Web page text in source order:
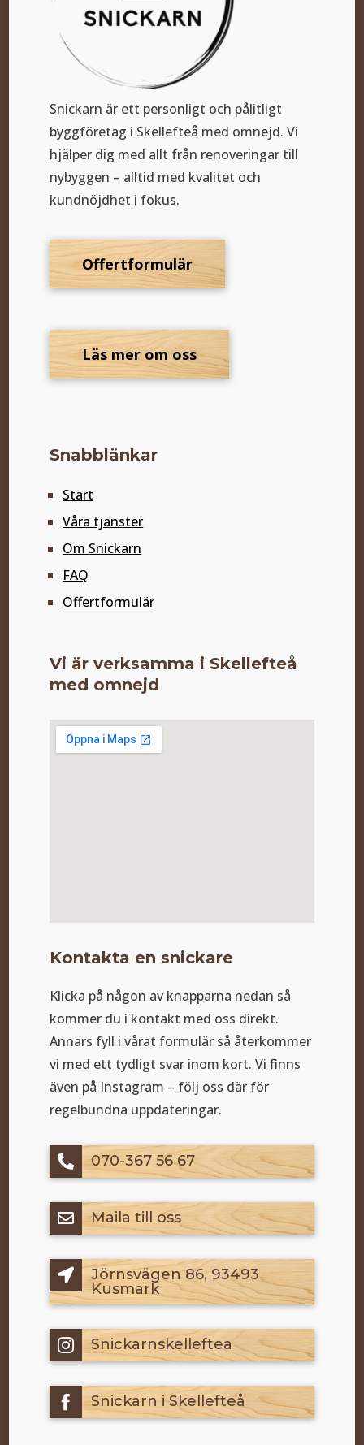
Snickarn är ett personligt och pålitligt
byggföretag i Skellefteå med omnejd. Vi
hjälper dig med allt från renoveringar till
nybyggen – alltid med kvalitet och
kundnöjdhet i fokus.
Offertformulär
Läs mer om oss
Snabblänkar
Start
Våra tjänster
Om Snickarn
FAQ
Offertformulär
Vi är verksamma i Skellefteå
med omnejd
Kontakta en snickare
Klicka på någon av knapparna nedan så
kommer du i kontakt med oss direkt.
Annars fyll i vårat formulär så återkommer
vi med ett tydligt svar inom kort. Vi finns
även på Instagram – följ oss där för
regelbundna uppdateringar.
 070-367 56 67
 Maila till oss

Jörnsvägen 86, 93493
Kusmark
 Snickarnskelleftea
 Snickarn i Skellefteå